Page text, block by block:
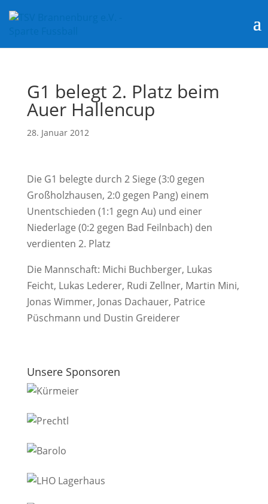
G1 belegt 2. Platz beim
Auer Hallencup
28. Januar 2012
Die G1 belegte durch 2 Siege (3:0 gegen
Großholzhausen, 2:0 gegen Pang) einem
Unentschieden (1:1 gegn Au) und einer
Niederlage (0:2 gegen Bad Feilnbach) den
verdienten 2. Platz
Die Mannschaft: Michi Buchberger, Lukas
Feicht, Lukas Lederer, Rudi Zellner, Martin Mini,
Jonas Wimmer, Jonas Dachauer, Patrice
Püschmann und Dustin Greiderer
Unsere Sponsoren